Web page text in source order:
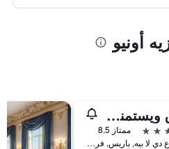
أونيو
فندق ويستمنستر
ممتاز 8.5
13 شارع دي لا بيه, باريس, فرنسا